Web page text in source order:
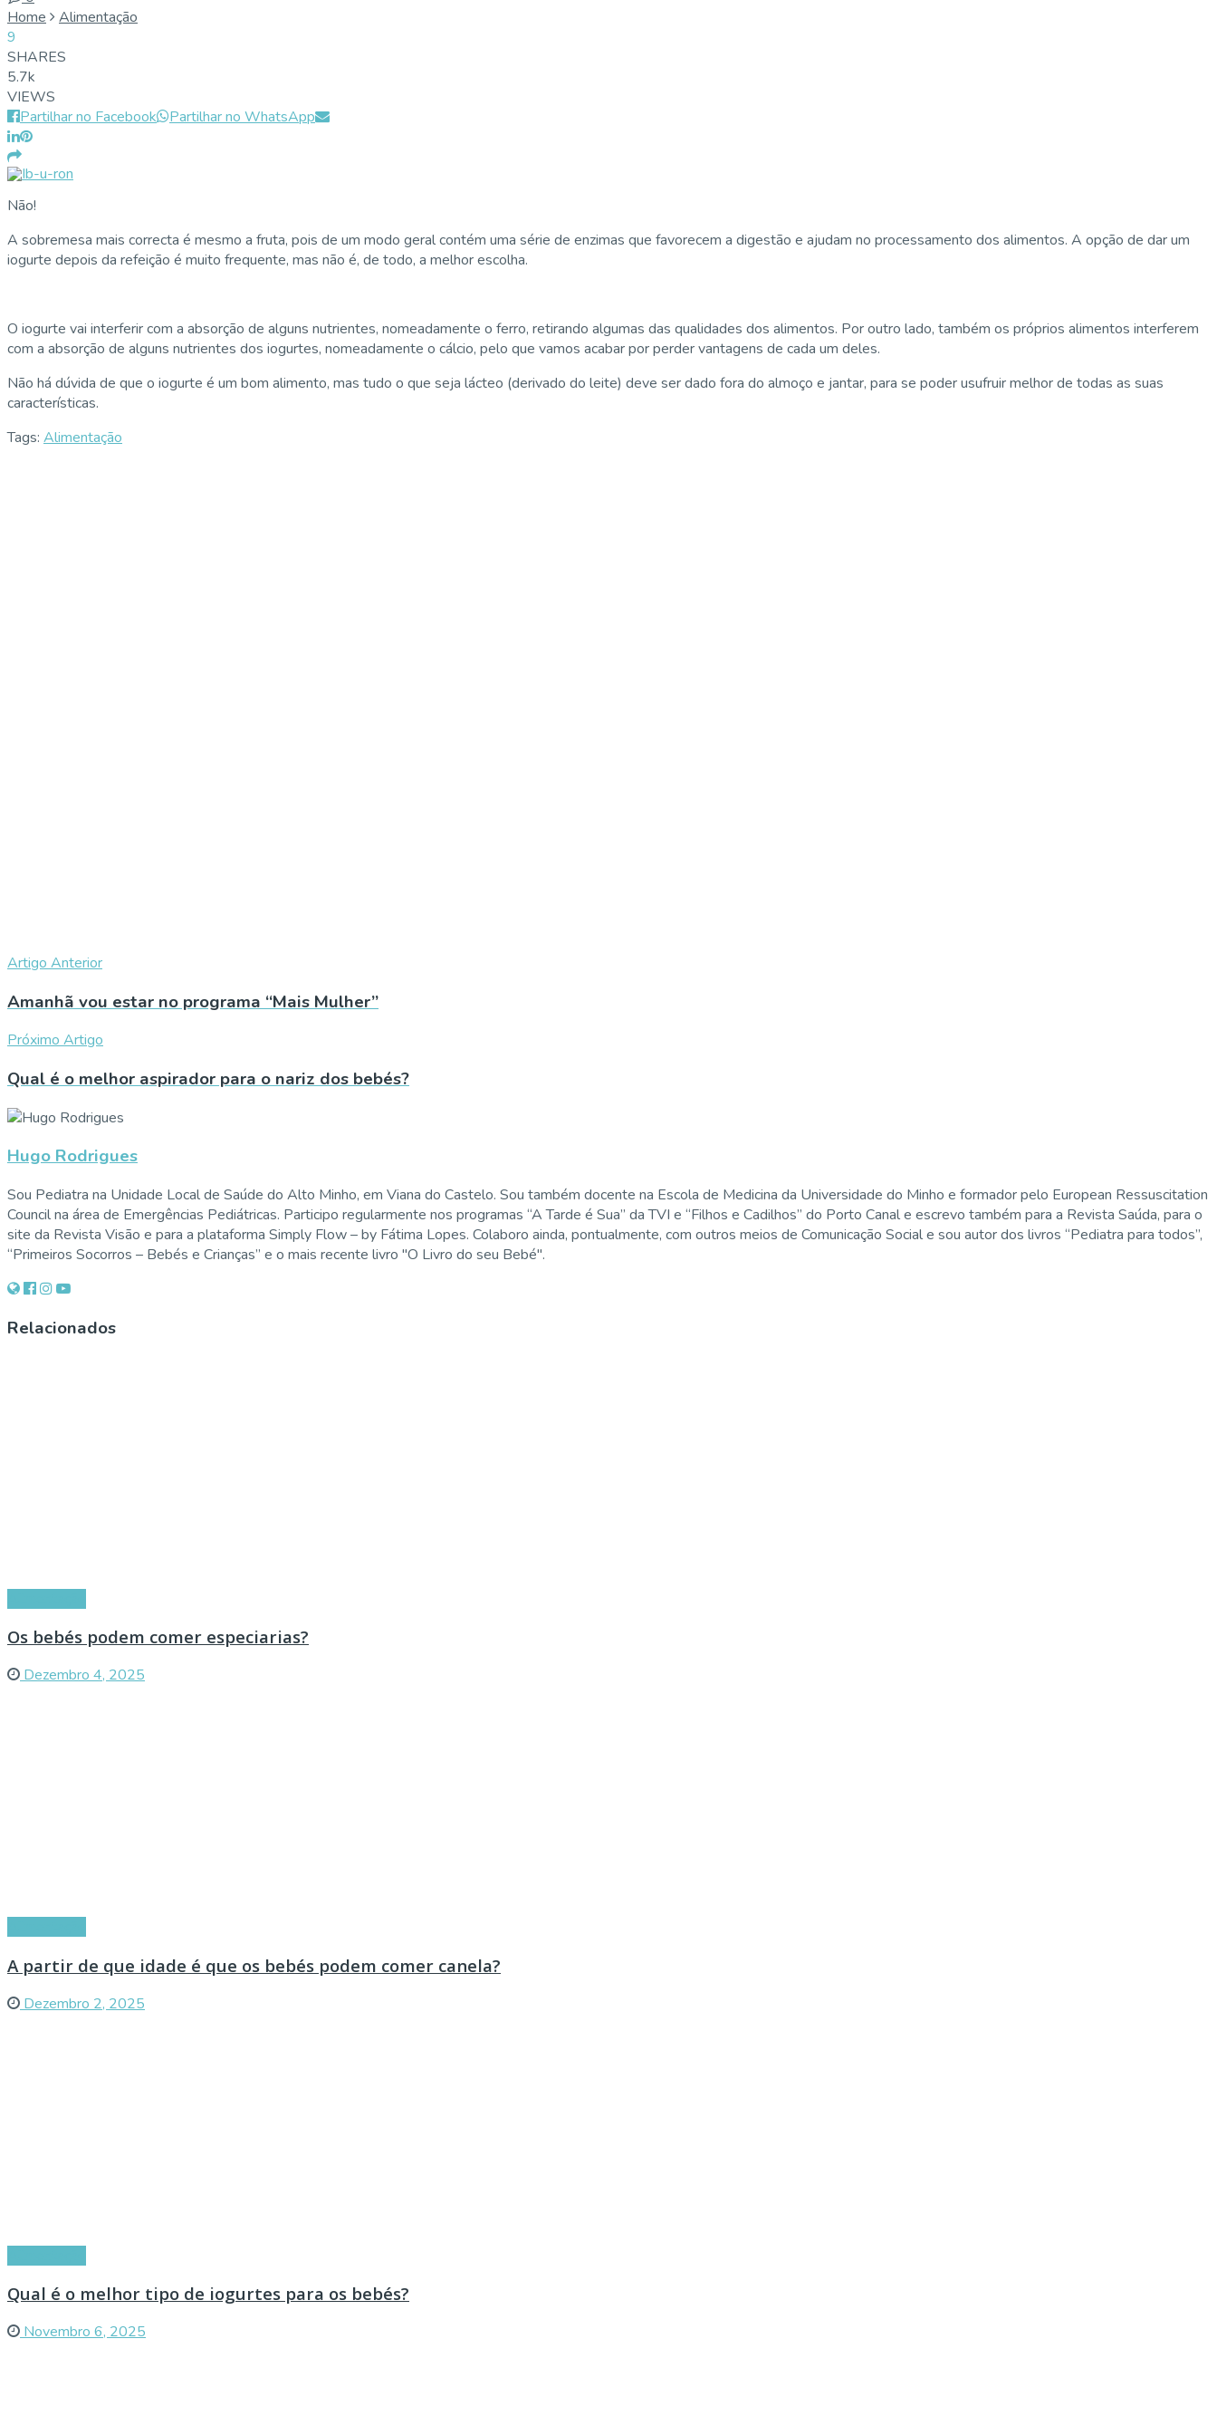
Home
Alimentação
9
SHARES
5.7k
VIEWS
Partilhar no Facebook
Partilhar no WhatsApp
Não!
A sobremesa mais correcta é mesmo a fruta, pois de um modo geral contém uma série de enzimas que favorecem a digestão e ajudam no processamento dos alimentos. A opção de dar um
iogurte depois da refeição é muito frequente, mas não é, de todo, a melhor escolha.
O iogurte vai interferir com a absorção de alguns nutrientes, nomeadamente o ferro, retirando algumas das qualidades dos alimentos. Por outro lado, também os próprios alimentos interferem
com a absorção de alguns nutrientes dos iogurtes, nomeadamente o cálcio, pelo que vamos acabar por perder vantagens de cada um deles.
Não há dúvida de que o iogurte é um bom alimento, mas tudo o que seja lácteo (derivado do leite) deve ser dado fora do almoço e jantar, para se poder usufruir melhor de todas as suas
características.
Tags: Alimentação
Artigo Anterior
Amanhã vou estar no programa “Mais Mulher”
Próximo Artigo
Qual é o melhor aspirador para o nariz dos bebés?
Hugo Rodrigues
Sou Pediatra na Unidade Local de Saúde do Alto Minho, em Viana do Castelo. Sou também docente na Escola de Medicina da Universidade do Minho e formador pelo European Ressuscitation
Council na área de Emergências Pediátricas. Participo regularmente nos programas “A Tarde é Sua” da TVI e “Filhos e Cadilhos” do Porto Canal e escrevo também para a Revista Saúda, para o
site da Revista Visão e para a plataforma Simply Flow – by Fátima Lopes. Colaboro ainda, pontualmente, com outros meios de Comunicação Social e sou autor dos livros “Pediatra para todos”,
“Primeiros Socorros – Bebés e Crianças” e o mais recente livro "O Livro do seu Bebé".
Relacionados
Os bebés podem comer especiarias?
Dezembro 4, 2025
A partir de que idade é que os bebés podem comer canela?
Dezembro 2, 2025
Qual é o melhor tipo de iogurtes para os bebés?
Novembro 6, 2025